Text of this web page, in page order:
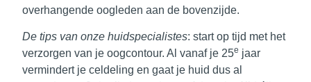
overhangende oogleden aan de bovenzijde.
De tips van onze huidspecialistes: start op tijd met het
verzorgen van je oogcontour. Al vanaf je 25e jaar
vermindert je celdeling en gaat je huid dus al